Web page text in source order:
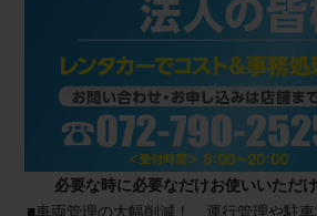
必要な時に必要なだけお使いいただ
■⾞両管理の大幅削減！ 運行管理や駐⾞